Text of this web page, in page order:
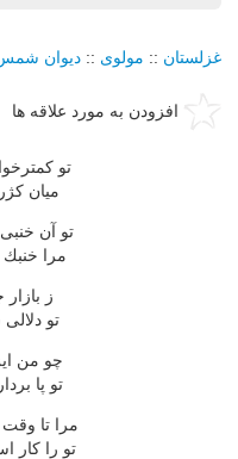
غزلستان :: مولوی :: دیوان
افزودن به مورد علاقه ها
تو
میان
تو آن
مرا
ز
تو
چو من
تو پا
مرا تا
تو را